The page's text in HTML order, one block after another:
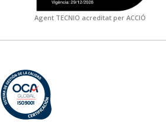
Agent TECNIO acreditat per ACCIÓ